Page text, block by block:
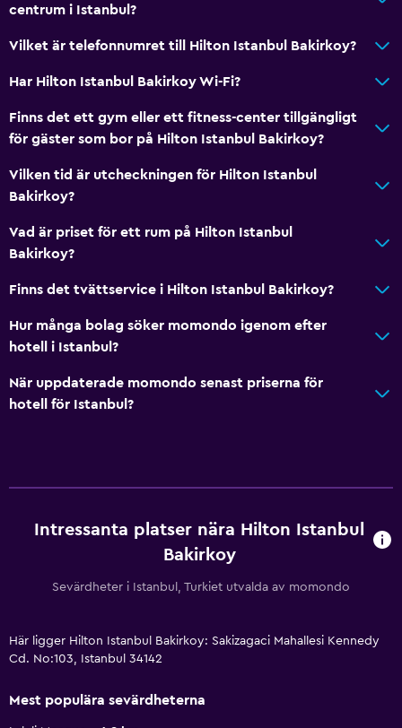
centrum i Istanbul?
Vilket är telefonnumret till Hilton Istanbul Bakirkoy?
Har Hilton Istanbul Bakirkoy Wi-Fi?
Finns det ett gym eller ett fitness-center tillgängligt
för gäster som bor på Hilton Istanbul Bakirkoy?
Vilken tid är utcheckningen för Hilton Istanbul
Bakirkoy?
Vad är priset för ett rum på Hilton Istanbul
Bakirkoy?
Finns det tvättservice i Hilton Istanbul Bakirkoy?
Hur många bolag söker momondo igenom efter
hotell i Istanbul?
När uppdaterade momondo senast priserna för
hotell för Istanbul?
Intressanta platser nära Hilton Istanbul
Bakirkoy
Sevärdheter i Istanbul, Turkiet utvalda av momondo
Här ligger Hilton Istanbul Bakirkoy: Sakizagaci Mahallesi Kennedy
Cd. No:103, Istanbul 34142
Mest populära sevärdheterna